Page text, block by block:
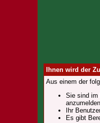
Ihnen wird der
Aus einem der
Sie sind im
Ihr
Es gibt